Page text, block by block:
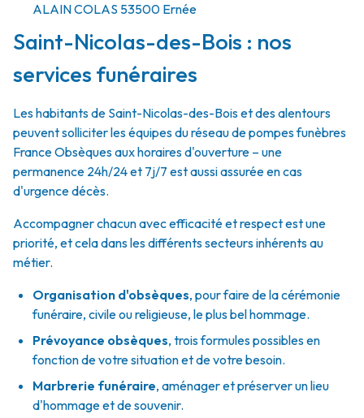
ALAIN COLAS 53500 Ernée
Saint-Nicolas-des-Bois : nos
services funéraires
Les habitants de Saint-Nicolas-des-Bois et des alentours
peuvent solliciter les équipes du réseau de pompes funèbres
France Obsèques aux horaires d'ouverture – une
permanence 24h/24 et 7j/7 est aussi assurée en cas
d'urgence décès.
Accompagner chacun avec efficacité et respect est une
priorité, et cela dans les différents secteurs inhérents au
métier.
Organisation d'obsèques, pour faire de la cérémonie
funéraire, civile ou religieuse, le plus bel hommage.
Prévoyance obsèques, trois formules possibles en
fonction de votre situation et de votre besoin.
Marbrerie funéraire, aménager et préserver un lieu
d'hommage et de souvenir.